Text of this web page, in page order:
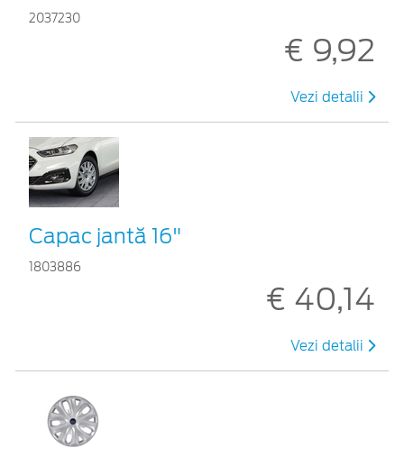
2037230
€ 9,92
Vezi detalii
Capac jantă 16"
1803886
€ 40,14
Vezi detalii